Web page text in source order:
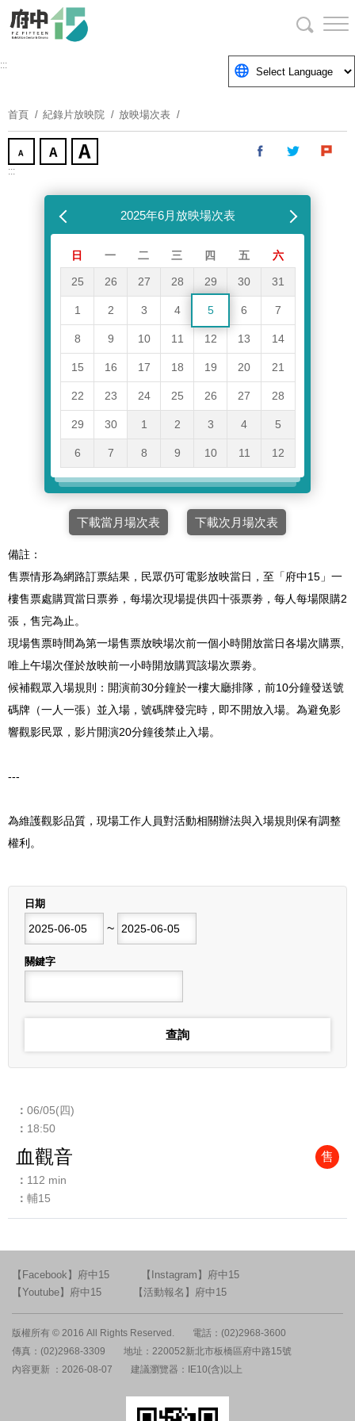
要
塊
:::
首頁 紀錄片放映院 放映場次表
:::
2025年6月放映場次表下個月
日 一 二 三 四 五 六
25 26 27 28 29 30 31
1 2 3 4 5 6 7
8 9 10 11 12 13 14
15 16 17 18 19 20 21
22 23 24 25 26 27 28
29 30 1 2 3 4 5
6 7 8 9 10 11 12
下載當月場次表 下載次月場次表
備註：
售票情形為網路訂票結果，民眾仍可電影放映當日，至「府中15」一
樓售票處購買當日票券，每場次現場提供四十張票劵，每人每場限購2
張，售完為止。
現場售票時間為第一場售票放映場次前一個小時開放當日各場次購票,
唯上午場次僅於放映前一小時開放購買該場次票劵。
候補觀眾入場規則：開演前30分鐘於一樓大廳排隊，前10分鐘發送號
碼牌（一人一張）並入場，號碼牌發完時，即不開放入場。為避免影
響觀影民眾，影片開演20分鐘後禁止入場。
---
為維護觀影品質，現場工作人員對活動相關辦法與入場規則保有調整
權利。
日期
~
結束日期
關鍵字
06/05(四)
18:50
血觀音 售
112 min
輔15
【Facebook】府中15
【Instagram】府中15
【Youtube】府中15
【活動報名】府中15
版權所有 © 2016 All Rights Reserved.
電話：(02)2968-3600
傳真：(02)2968-3309
地址：220052新北市板橋區府中路15號
內容更新 ：2026-08-07
建議瀏覽器：IE10(含)以上